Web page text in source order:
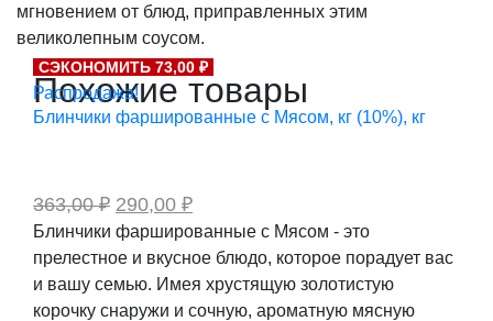
мгновением от блюд, приправленных этим
великолепным соусом.
Похожие товары
СЭКОНОМИТЬ 73,00 ₽
Распродажа!
Блинчики фаршированные с Мясом, кг (10%), кг
363,00₽ Первоначальная
цена
составляла
363,00 ₽.
290,00 ₽Текущая
цена:
290,00 ₽.
Блинчики фаршированные с Мясом - это
прелестное и вкусное блюдо, которое порадует вас
и вашу семью. Имея хрустящую золотистую
корочку снаружи и сочную, ароматную мясную